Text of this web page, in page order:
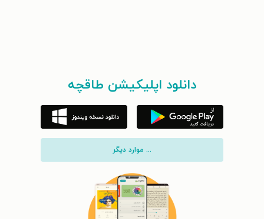
دانلود اپلیکیشن طاقچه
... موارد دیگر